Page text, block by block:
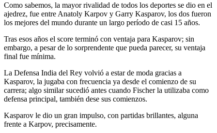
Como sabemos, la mayor rivalidad de todos los deportes se dio en el
ajedrez, fue entre Anatoly Karpov y Garry Kasparov, los dos fueron
los mejores del mundo durante un largo período de casi 15 años.
Tras esos años el score terminó con ventaja para Kasparov; sin
embargo, a pesar de lo sorprendente que pueda parecer, su ventaja
final fue mínima.
La Defensa India del Rey volvió a estar de moda gracias a
Kasparov, la jugaba con frecuencia ya desde el comienzo de su
carrera; algo similar sucedió antes cuando Fischer la utilizaba como
defensa principal, también dese sus comienzos.
Kasparov le dio un gran impulso, con partidas brillantes, alguna
frente a Karpov, precisamente.